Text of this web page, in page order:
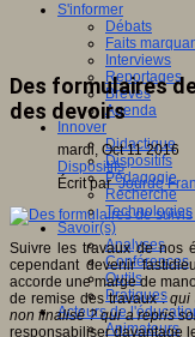
S'informer
Débats
Faits
Interviews
Reportages
Brèves
Agenda
Innover
Didactique
Dispositifs
Pédagogie
Recherche
Technologies
Savoir(s)
Analyses
Conférences
Outils
Pratiques
Acteurs de
Animateurs
Des formulaires
des devoirs
mardi, Oct 11 2016
Dispositifs
Écrit parJourde
Suivre les travaux de nos
cependant devenir
accorde une marge de
de remise des travaux :qui
non finalisé ? qui a repris
responsabiliser davantage